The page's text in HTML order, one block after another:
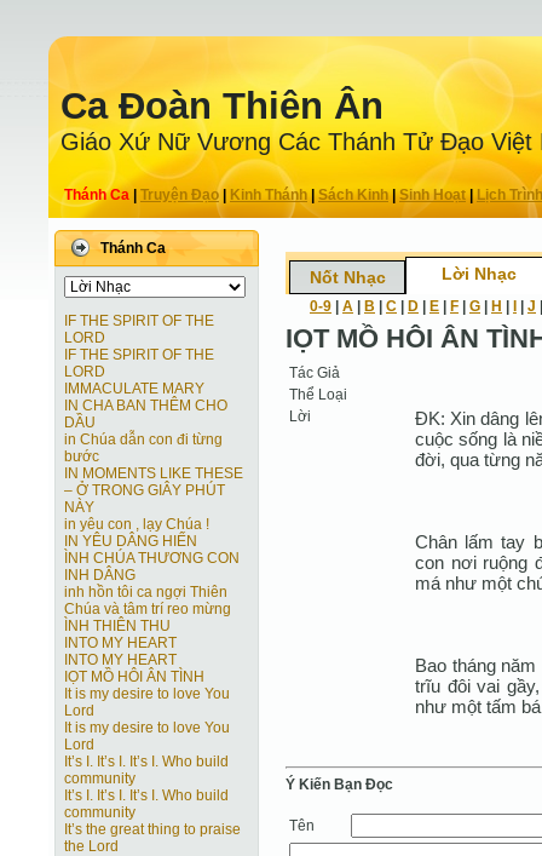
Ca Ðoàn Thiên Ân
Giáo Xứ Nữ Vương Các Thánh Tử Ðạo Việt
Thánh Ca Truyện Ðạo| Kinh Thánh Sách Kinh|Sinh Hoạt| Lịch Trình
Thánh Ca
IF THE SPIRIT OF THE
LORD
IF THE SPIRIT OF THE
LORD
IMMACULATE MARY
IN CHA BAN THÊM CHO
DẦU
in Chúa dẫn con đi từng
bước
IN MOMENTS LIKE THESE
– Ở TRONG GIÂY PHÚT
NÀY
in yêu con , lạy Chúa !
IN YÊU DÂNG HIẾN
ÌNH CHÚA THƯƠNG CON
INH DÂNG
inh hồn tôi ca ngợi Thiên
Chúa và tâm trí reo mừng
ÌNH THIÊN THU
INTO MY HEART
INTO MY HEART
IỌT MỒ HÔI ÂN TÌNH
It is my desire to love You
Lord
It is my desire to love You
Lord
It’s I. It’s I. It’s I. Who build
community
It’s I. It’s I. It’s I. Who build
community
It’s the great thing to praise
the Lord
Nốt Nhạc Lời Nhạc
0-9 A B C D E F G H J
IỌT MỒ HÔI ÂN
Tác Giả
Thể Loại
Lời
ĐK: Xin dâng
cuộc sống là
đời, qua từng
Chân lấm tay
con nơi ruộng
má như một
Bao tháng
trĩu đôi vai
như một tấm
Ý Kiến Bạn Ðọc
Tên